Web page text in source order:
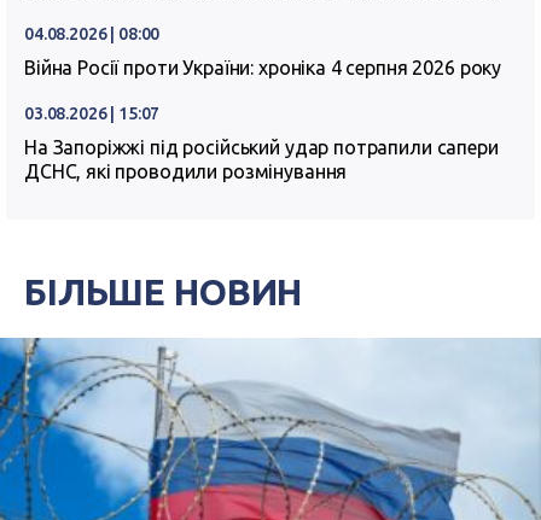
04.08.2026 | 08:00
Війна Росії проти України: хроніка 4 серпня 2026 року
03.08.2026 | 15:07
На Запоріжжі під російський удар потрапили сапери
ДСНС, які проводили розмінування
БІЛЬШЕ НОВИН